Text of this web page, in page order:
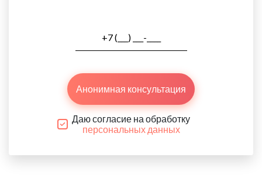
Анонимная консультация
Даю согласие на обработку
персональных данных